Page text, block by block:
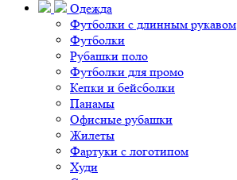
Одежда
Футболки с длинным рукавом
Футболки
Рубашки поло
Футболки для промо
Кепки и бейсболки
Панамы
Офисные рубашки
Жилеты
Фартуки с логотипом
Худи